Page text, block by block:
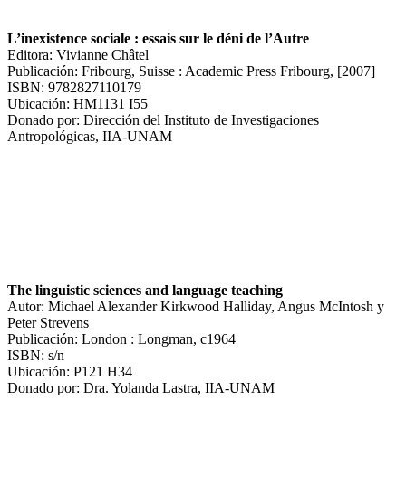
L’inexistence sociale : essais sur le déni de l’Autre
Editora: Vivianne Châtel
Publicación: Fribourg, Suisse : Academic Press Fribourg, [2007]
ISBN: 9782827110179
Ubicación: HM1131 I55
Donado por: Dirección del Instituto de Investigaciones
Antropológicas, IIA-UNAM
The linguistic sciences and language teaching
Autor: Michael Alexander Kirkwood Halliday, Angus McIntosh y
Peter Strevens
Publicación: London : Longman, c1964
ISBN: s/n
Ubicación: P121 H34
Donado por: Dra. Yolanda Lastra, IIA-UNAM